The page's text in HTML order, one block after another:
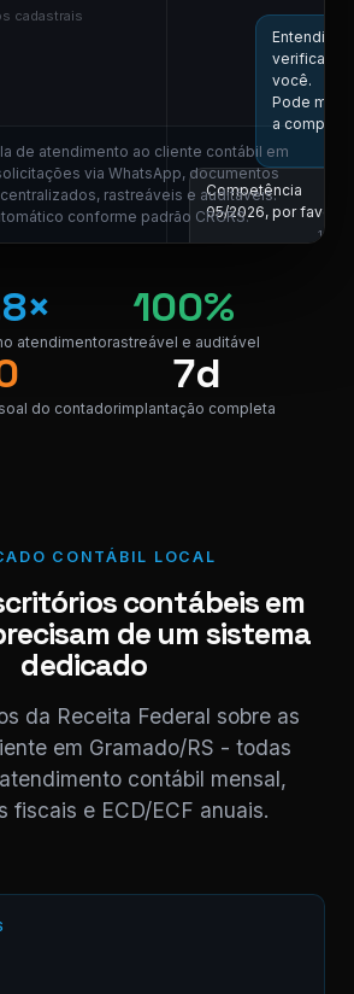
cadastrais
Entendi!
verificar
você.
Pode me
a
Competência
05/2026, por favor.
11:01
da nota.
PDF · 248 KB
NF competência 05/
enviada. Registrado
AB12-CD.
Digite uma
de atendimento ao cliente contábil em
via WhatsApp, documentos
rastreáveis e auditáveis.
conforme padrão CRCRS.
atendimento
100%
rastreável e auditável
do contador
7d
implantação completa
CONTÁBIL LOCAL
contábeis em
de um sistema
dedicado
da Receita Federal sobre as
em Gramado/RS - todas
contábil mensal,
fiscais e ECD/ECF anuais.